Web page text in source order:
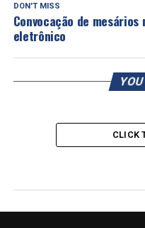
DON'T MISS
Convocação de
eletrônico
CLICK